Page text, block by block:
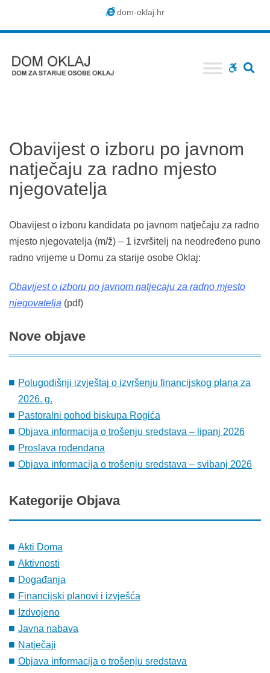
dom-oklaj.hr
WCAG
Obavijest o izboru po javnom
natječaju za radno mjesto
njegovatelja
Obavijest o izboru kandidata po javnom natječaju za radno
mjesto njegovatelja (m/ž) – 1 izvršitelj na neodređeno puno
radno vrijeme u Domu za starije osobe Oklaj:
Obavijest o izboru po javnom natjecaju za radno mjesto
njegovatelja (pdf)
Nove objave
Polugodišnji izvještaj o izvršenju financijskog plana za
2026. g.
Pastoralni pohod biskupa Rogića
Objava informacija o trošenju sredstava – lipanj 2026
Proslava rođendana
Objava informacija o trošenju sredstava – svibanj 2026
Kategorije Objava
Akti Doma
Aktivnosti
Događanja
Financijski planovi i izvješća
Izdvojeno
Javna nabava
Natječaji
Objava informacija o trošenju sredstava